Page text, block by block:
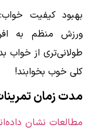
بهبود کیفیت
ورزش منظم به
طولانی‌تری از خواب
کلی خوب بخوابند!
مدت زمان
مطالعات نشان